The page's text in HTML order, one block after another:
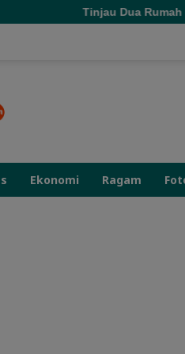
Dua Rumah Sakit di Sofifi,
Ekonomi Ragam